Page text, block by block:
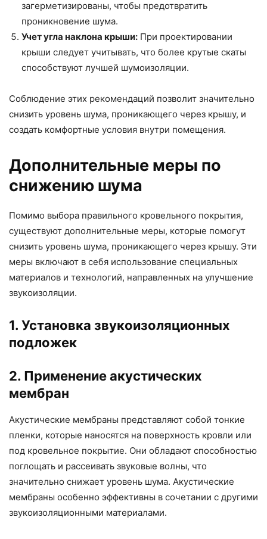
загерметизированы, чтобы предотвратить
проникновение шума.
Учет угла наклона крыши: При проектировании
крыши следует учитывать, что более крутые скаты
способствуют лучшей шумоизоляции.
Соблюдение этих рекомендаций позволит значительно
снизить уровень шума, проникающего через крышу, и
создать комфортные условия внутри помещения.
Дополнительные меры по
снижению шума
Помимо выбора правильного кровельного покрытия,
существуют дополнительные меры, которые помогут
снизить уровень шума, проникающего через крышу. Эти
меры включают в себя использование специальных
материалов и технологий, направленных на улучшение
звукоизоляции.
1. Установка звукоизоляционных
подложек
2. Применение акустических
мембран
Акустические мембраны представляют собой тонкие
пленки, которые наносятся на поверхность кровли или
под кровельное покрытие. Они обладают способностью
поглощать и рассеивать звуковые волны, что
значительно снижает уровень шума. Акустические
мембраны особенно эффективны в сочетании с другими
звукоизоляционными материалами.